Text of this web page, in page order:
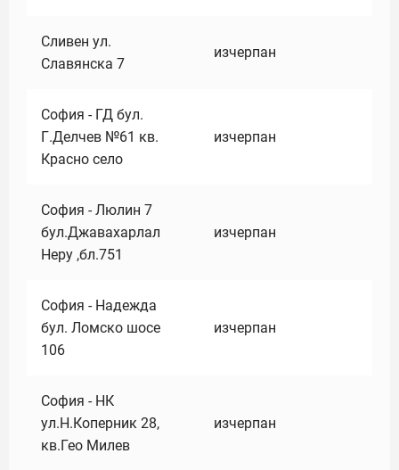
Сливен ул.
Славянска 7
изчерпан
София - ГД бул.
Г.Делчев №61 кв.
Красно село
изчерпан
София - Люлин 7
бул.Джавахарлал
Неру ,бл.751
изчерпан
София - Надежда
бул. Ломско шосе
106
изчерпан
София - НК
ул.Н.Коперник 28,
кв.Гео Милев
изчерпан